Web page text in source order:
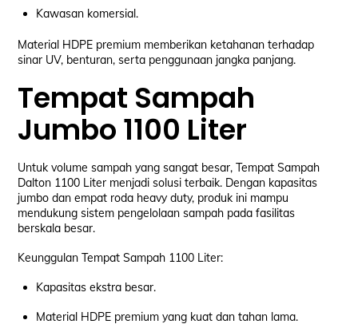
Kawasan komersial.
Material HDPE premium memberikan ketahanan terhadap
sinar UV, benturan, serta penggunaan jangka panjang.
Tempat Sampah
Jumbo 1100 Liter
Untuk volume sampah yang sangat besar, Tempat Sampah
Dalton 1100 Liter menjadi solusi terbaik. Dengan kapasitas
jumbo dan empat roda heavy duty, produk ini mampu
mendukung sistem pengelolaan sampah pada fasilitas
berskala besar.
Keunggulan Tempat Sampah 1100 Liter:
Kapasitas ekstra besar.
Material HDPE premium yang kuat dan tahan lama.